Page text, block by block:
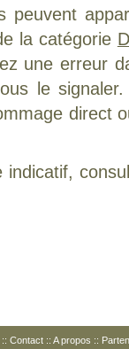
peuvent
la catégorie
une erreur
le
direct
:: Contact :: A propos ::